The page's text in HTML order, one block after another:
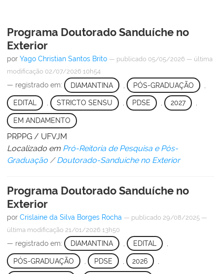
Programa Doutorado Sanduíche no
Exterior
por Yago Christian Santos Brito — publicado 05/05/2026 — última
modificação 02/07/2026 10h54
— registrado em: DIAMANTINA PÓS-GRADUAÇÃO
EDITAL , STRICTO SENSU , PDSE , 2027 ,
EM ANDAMENTO
PRPPG / UFVJM
Localizado em Pró-Reitoria de Pesquisa e Pós-
Graduação /Doutorado-Sanduíche no Exterior
Programa Doutorado Sanduíche no
Exterior
por Crislaine da Silva Borges Rocha — publicado 29/08/2025 —
última modificação 21/01/2026 13h50
— registrado em: DIAMANTINA EDITAL
PÓS-GRADUAÇÃO PDSE 2026